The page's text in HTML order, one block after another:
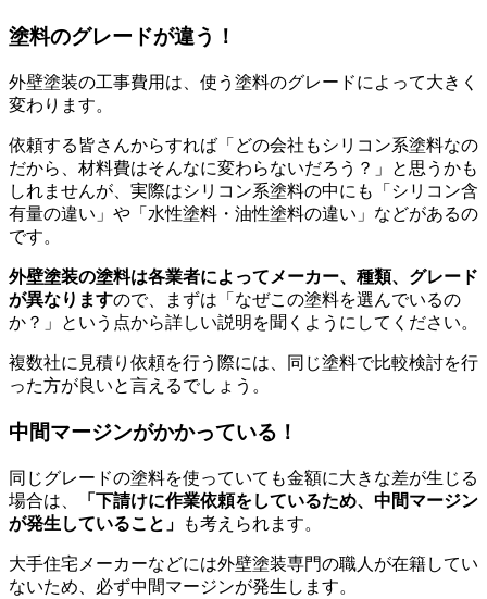
塗料のグレードが違う！
外壁塗装の工事費用は、 使う塗料のグレードによって大きく
変わります。
依頼する皆さんからすれば「どの会社もシリコン系塗料なの
だから、材料費はそんなに変わらないだろう？」と思うかも
しれませんが、実際はシリコン系塗料の中にも「シリコン含
有量の違い」や「水性塗料・油性塗料の違い」などがあるの
です。
外壁塗装の塗料は各業者によってメーカー、種類、グレード
が異なりますので、まずは「なぜこの塗料を選んでいるの
か？」という点から詳しい説明を聞くようにしてください。
複数社に見積り依頼を行う際には、同じ塗料で比較検討を行
った方が良いと言えるでしょう。
中間マージンがかかっている！
同じグレードの塗料を使っていても金額に大きな差が生じる
場合は、
「下請けに作業依頼をしているため、中間マージン
が発生していること」
も考えられます。
大手住宅メーカーなどには外壁塗装専門の職人が在籍してい
ないため、 必ず中間マージンが発生 します。